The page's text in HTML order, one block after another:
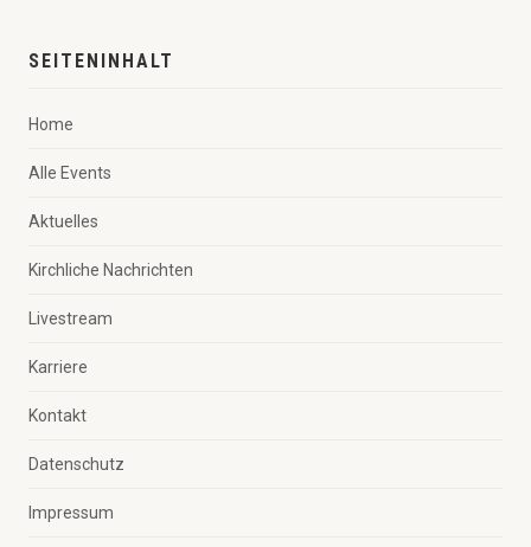
SEITENINHALT
Home
Alle Events
Aktuelles
Kirchliche Nachrichten
Livestream
Karriere
Kontakt
Datenschutz
Impressum